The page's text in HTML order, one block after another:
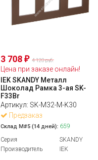
3 708₽ 4 120 руб.
Цена при заказе онлайн!
IEK SKANDY Металл
Шоколад Рамка 3-ая SK-
F33Br
Артикул: SK-M32-M-K30
Предзаказ
Склад М#5 (14 дней): 659
Серия
SKANDY
Производитель
IEK